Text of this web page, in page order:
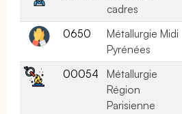
cadres
0650
Métallurgie Midi
Pyrénées
00054
Métallurgie
Région
Parisienne